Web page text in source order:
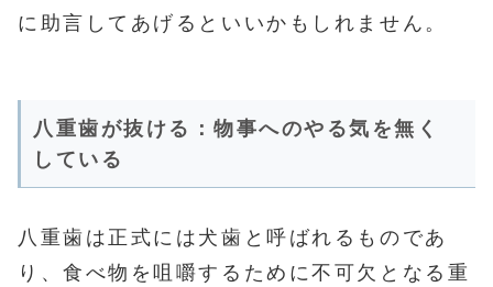
に助言してあげるといいかもしれません。
八重歯が抜ける：物事へのやる気を無く
している
八重歯は正式には犬歯と呼ばれるものであ
り、食べ物を咀嚼するために不可欠となる重